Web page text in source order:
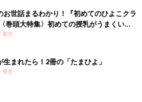
お世話まるわかり！『初めてのひよこクラ
巻頭大特集〉初めての授乳がうまくい
い・ミルクの基本と夏のトラブル 解決テ
育児
生まれたら！2冊の「たまひよ」
育児